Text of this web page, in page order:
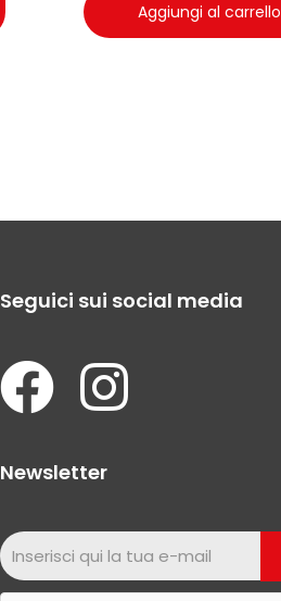
Aggiungi al carrello
Seguici sui social media
Newsletter